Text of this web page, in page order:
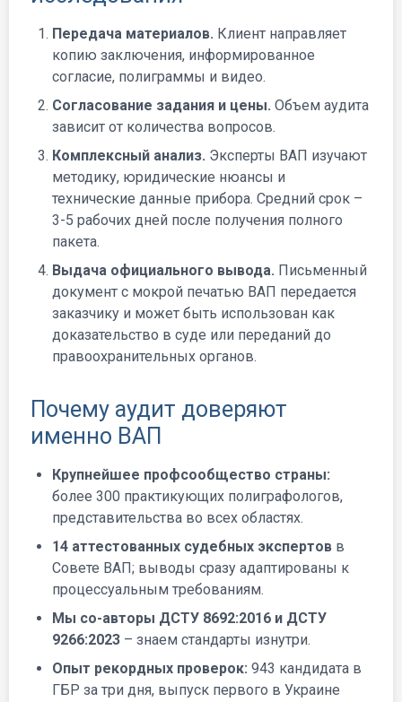
Передача материалов. Клиент направляет
копию заключения, информированное
согласие, полиграммы и видео.
Согласование задания и цены. Объем аудита
зависит от количества вопросов.
Комплексный анализ. Эксперты ВАП изучают
методику, юридические нюансы и
технические данные прибора. Средний срок –
3-5 рабочих дней после получения полного
пакета.
Выдача официального вывода. Письменный
документ с мокрой печатью ВАП передается
заказчику и может быть использован как
доказательство в суде или переданий до
правоохранительных органов.
Почему аудит доверяют
именно ВАП
Крупнейшее профсообщество страны:
более 300 практикующих полиграфологов,
представительства во всех областях.
14 аттестованных судебных экспертов в
Совете ВАП; выводы сразу адаптированы к
процессуальным требованиям.
Мы со-авторы ДСТУ 8692:2016 и ДСТУ
9266:2023 – знаем стандарты изнутри.
Опыт рекордных проверок: 943 кандидата в
ГБР за три дня, выпуск первого в Украине